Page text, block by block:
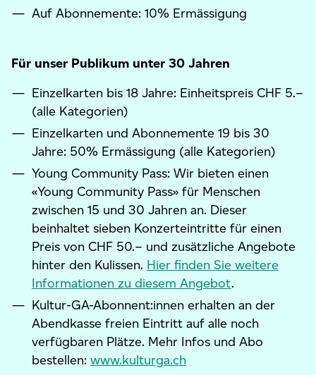
Auf Abonnemente: 10% Ermässigung
Für unser Publikum unter 30 Jahren
Einzelkarten bis 18 Jahre: Einheitspreis CHF 5.–
(alle Kategorien)
Einzelkarten und Abonnemente 19 bis 30
Jahre: 50% Ermässigung (alle Kategorien)
Young Community Pass: Wir bieten einen
«Young Community Pass» für Menschen
zwischen 15 und 30 Jahren an. Dieser
beinhaltet sieben Konzerteintritte für einen
Preis von CHF 50.– und zusätzliche Angebote
hinter den Kulissen. Hier finden Sie weitere
Informationen zu diesem Angebot.
Kultur-GA-Abonnent:innen erhalten an der
Abendkasse freien Eintritt auf alle noch
verfügbaren Plätze. Mehr Infos und Abo
bestellen: www.kulturga.ch